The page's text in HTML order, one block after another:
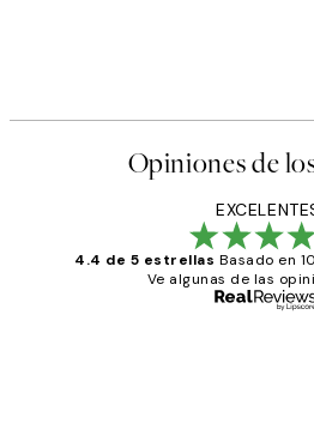
Opiniones de
4.4 de 5 estrellas Basado en
Ve algunas de las